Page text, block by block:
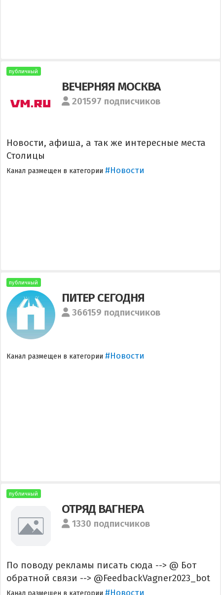
публичный
ВЕЧЕРНЯЯ МОСКВА
201597 подписчиков
Новости, афиша, а так же интересные места
Столицы
Канал размещен в категории #Новости
публичный
ПИТЕР СЕГОДНЯ
366159 подписчиков
Канал размещен в категории #Новости
публичный
ОТРЯД ВАГНЕРА
1330 подписчиков
По поводу рекламы писать сюда --> @ Бот
обратной связи --> @FeedbackVagner2023_bot
#Новости